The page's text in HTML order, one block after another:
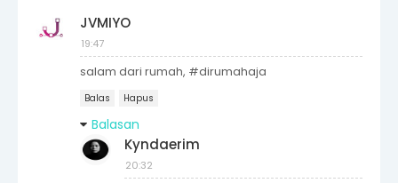
JVMIYO
19:47
salam dari rumah, #dirumahaja
Balas Hapus
Balasan
Kyndaerim
20:32